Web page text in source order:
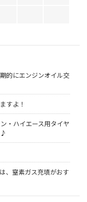
的にエンジンオイル交
すよ！
・ハイエース用タイヤ
、窒素ガス充填がおす